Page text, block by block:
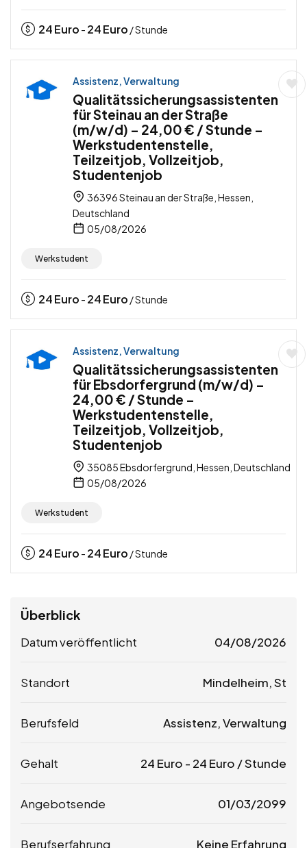
24Euro - 24Euro / Stunde
Assistenz, Verwaltung
Qualitätssicherungsassistenten
für Steinau an der Straße
(m/w/d) – 24,00 € / Stunde –
Werkstudentenstelle,
Teilzeitjob, Vollzeitjob,
Studentenjob
36396 Steinau an der Straße, Hessen,
Deutschland
05/08/2026
Werkstudent
24Euro - 24Euro / Stunde
Assistenz, Verwaltung
Qualitätssicherungsassistenten
für Ebsdorfergrund (m/w/d) –
24,00 € / Stunde –
Werkstudentenstelle,
Teilzeitjob, Vollzeitjob,
Studentenjob
35085 Ebsdorfergrund, Hessen, Deutschland
05/08/2026
Werkstudent
24Euro - 24Euro / Stunde
Überblick
Datum veröffentlicht 04/08/2026
Standort Mindelheim, St
Berufsfeld Assistenz, Verwaltung
Gehalt 24 Euro - 24 Euro / Stunde
Angebotsende 01/03/2099
Berufserfahrung Keine Erfahrung